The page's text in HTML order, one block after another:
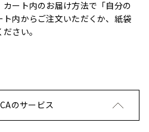
ート内のお届け方法で「自分の
内からご注文いただくか、紙袋
さい。
のサービス